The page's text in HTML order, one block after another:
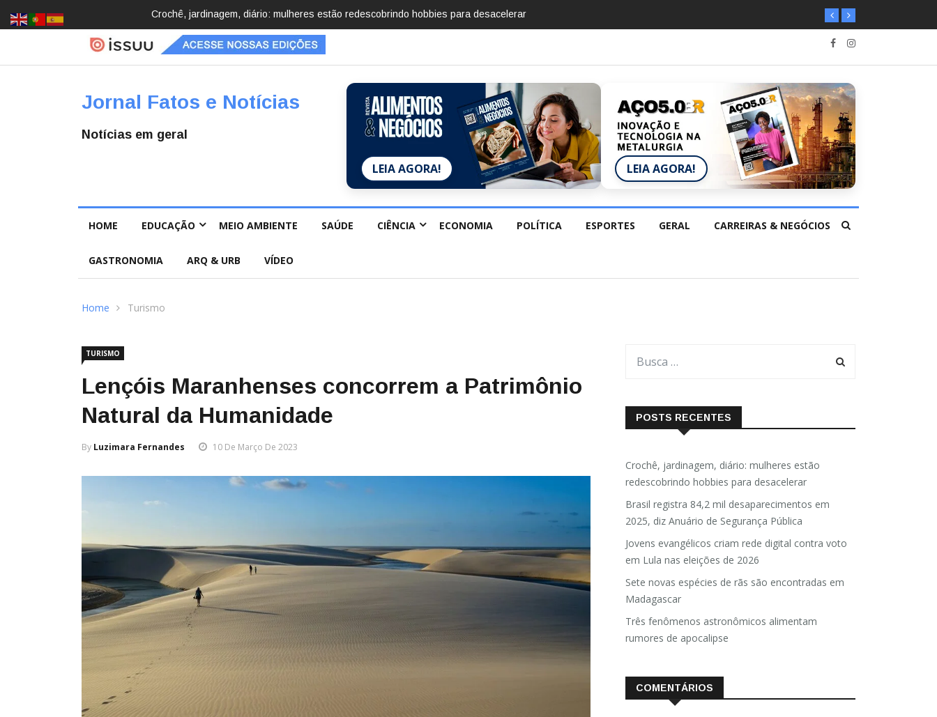
Brasil registra 84,2 mil desaparecimentos em 2025, diz Anuário de Segurança Pública
Jornal Fatos e Notícias
Notícias em geral
LEIA AGORA! LEIA AGORA!
HOME EDUCAÇÃO MEIO AMBIENTE SAÚDE CIÊNCIA ECONOMIA POLÍTICA ESPORTES GERAL CARREIRAS & NEGÓCIOS
GASTRONOMIA ARQ & URB VÍDEO
Home Turismo
TURISMO
Lençóis Maranhenses concorrem a Patrimônio
Natural da Humanidade
By Luzimara Fernandes 10 De Março De 2023
POSTS RECENTES
Crochê, jardinagem, diário: mulheres estão
redescobrindo hobbies para desacelerar
Brasil registra 84,2 mil desaparecimentos em
2025, diz Anuário de Segurança Pública
Jovens evangélicos criam rede digital contra voto
em Lula nas eleições de 2026
Sete novas espécies de rãs são encontradas em
Madagascar
Três fenômenos astronômicos alimentam
rumores de apocalipse
COMENTÁRIOS